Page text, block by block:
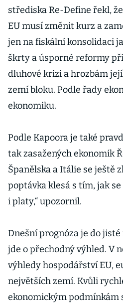
střediska Re-Define řekl,
EU musí změnit kurz a
jen na fiskální konsolidaci
škrty a úsporné reformy
dluhové krizi a hrozbám
zemí bloku. Podle řady
ekonomiku.
Podle Kapoora je také
tak zasažených ekonomik
Španělska a Itálie se ještě
poptávka klesá s tím, jak
i platy,“ upozornil.
Dnešní prognóza je do
jde o přechodný výhled. V
výhledy hospodářství EU,
největších zemí. Kvůli
ekonomickým podmínkám